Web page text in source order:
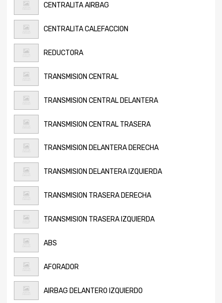
CENTRALITA AIRBAG
CENTRALITA CALEFACCION
REDUCTORA
TRANSMISION CENTRAL
TRANSMISION CENTRAL DELANTERA
TRANSMISION CENTRAL TRASERA
TRANSMISION DELANTERA DERECHA
TRANSMISION DELANTERA IZQUIERDA
TRANSMISION TRASERA DERECHA
TRANSMISION TRASERA IZQUIERDA
ABS
AFORADOR
AIRBAG DELANTERO IZQUIERDO